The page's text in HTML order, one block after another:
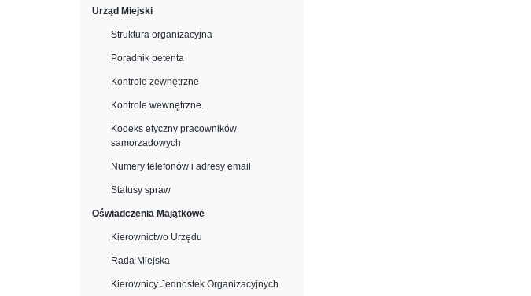
Urząd Miejski
Struktura organizacyjna
Poradnik petenta
Kontrole zewnętrzne
Kontrole wewnętrzne.
Kodeks etyczny pracowników
samorzadowych
Numery telefonów i adresy email
Statusy spraw
Oświadczenia Majątkowe
Kierownictwo Urzędu
Rada Miejska
Kierownicy Jednostek Organizacyjnych